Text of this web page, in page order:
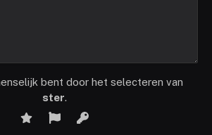
bent door het selecteren van
ster.